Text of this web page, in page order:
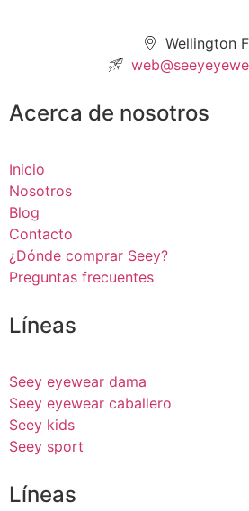
Wellington
Acerca de nosotros
Inicio
Nosotros
Blog
Contacto
¿Dónde comprar Seey?
Preguntas frecuentes
Líneas
Seey eyewear dama
Seey eyewear caballero
Seey kids
Seey sport
Líneas